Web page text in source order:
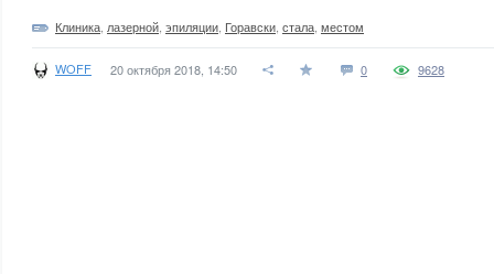
Клиника лазерной эпиляции Горавски стала местом
WOFF 20 октября 2018, 14:50 0 9628